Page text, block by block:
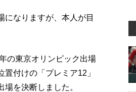
になりますが、本人が目
の東京オリンピック出場
付けの「プレミア12」
を決断しました。